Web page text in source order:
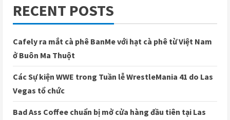
RECENT POSTS
Cafely ra mắt cà phê BanMe với hạt cà phê từ Việt Nam
ở Buôn Ma Thuột
Các Sự kiện WWE trong Tuần lễ WrestleMania 41 do Las
Vegas tổ chức
Bad Ass Coffee chuẩn bị mở cửa hàng đầu tiên tại Las